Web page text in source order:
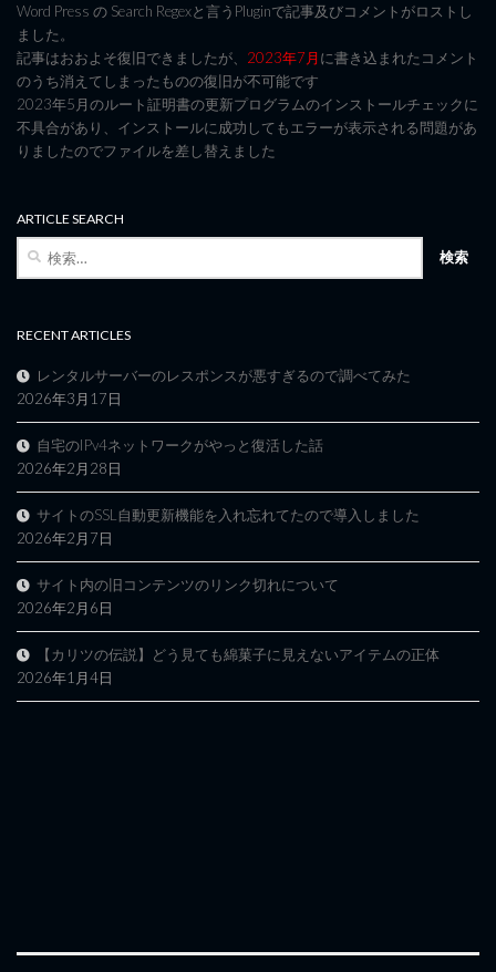
Word Press の Search Regexと言うPluginで記事及びコメントがロストし
ました。
記事はおおよそ復旧できましたが、 2023年7月に書き込まれたコメント
のうち消えてしまったものの復旧が不可能です
2023年5月のルート証明書の更新プログラムのインストールチェックに
不具合があり、インストールに成功してもエラーが表示される問題があ
りましたのでファイルを差し替えました
ARTICLE SEARCH
RECENT ARTICLES
レンタルサーバーのレスポンスが悪すぎるので調べてみた
2026年3月17日
自宅のIPv4ネットワークがやっと復活した話
2026年2月28日
サイトのSSL自動更新機能を入れ忘れてたので導入しました
2026年2月7日
サイト内の旧コンテンツのリンク切れについて
2026年2月6日
【カリツの伝説】どう見ても綿菓子に見えないアイテムの正体
2026年1月4日